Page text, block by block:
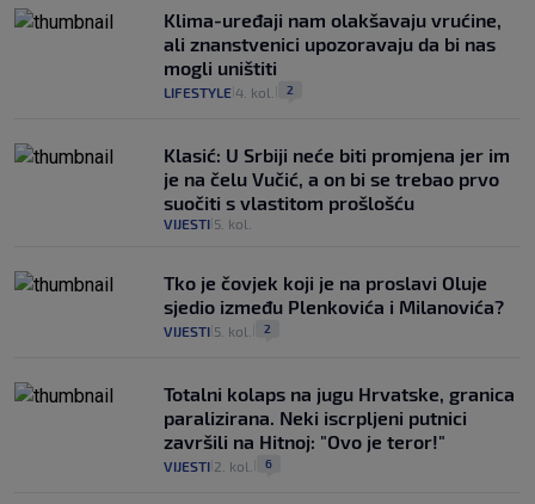
Klima-uređaji nam olakšavaju vrućine,
ali znanstvenici upozoravaju da bi nas
mogli uništiti
LIFESTYLE 4. kol. 2
Klasić: U Srbiji neće biti promjena jer im
je na čelu Vučić, a on bi se trebao prvo
suočiti s vlastitom prošlošću
VIJESTI 5. kol.
Tko je čovjek koji je na proslavi Oluje
sjedio između Plenkovića i Milanovića?
VIJESTI 5. kol. 2
Totalni kolaps na jugu Hrvatske, granica
paralizirana. Neki iscrpljeni putnici
završili na Hitnoj: "Ovo je teror!"
VIJESTI 2. kol. 6